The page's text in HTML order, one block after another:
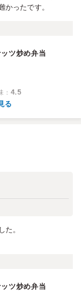
かったです。
ツ炒め弁当
： 4.5
る
た。
ツ炒め弁当